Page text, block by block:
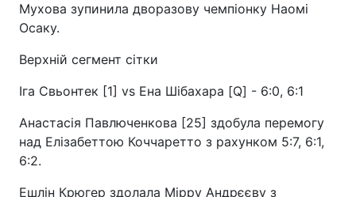
Мухова зупинила дворазову чемпіонку Наомі
Осаку.
Верхній сегмент сітки
Іга Свьонтек [1] vs Ена Шібахара [Q] - 6:0, 6:1
Анастасія Павлюченкова [25] здобула перемогу
над Елізабеттою Коччаретто з рахунком 5:7, 6:1,
6:2.
Ешлін Крюгер здолала Мірру Андрєєву з